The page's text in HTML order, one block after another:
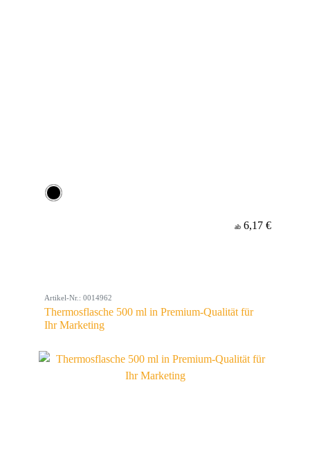
ab 6,17 €
Artikel-Nr.: 0014962
Thermosflasche 500 ml in Premium-Qualität für
Ihr Marketing